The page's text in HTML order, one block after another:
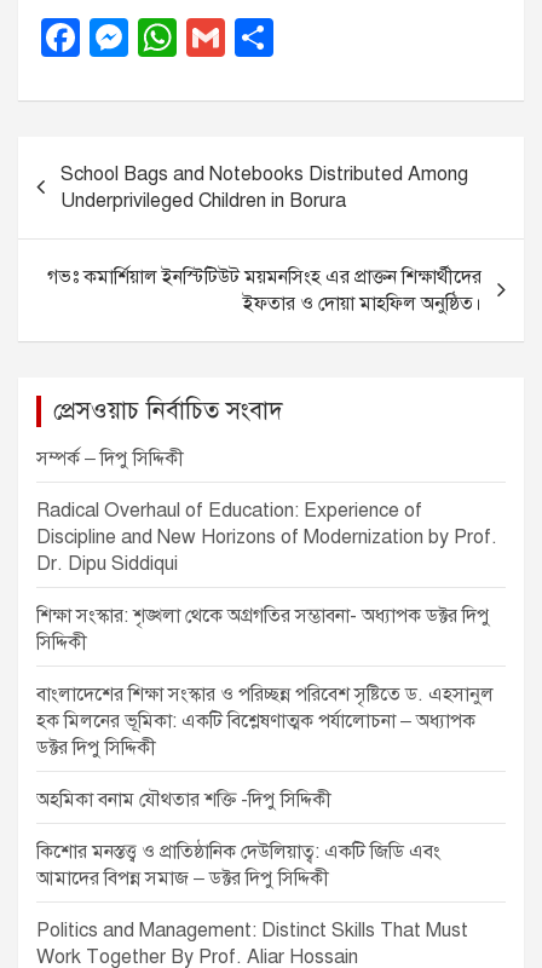
F
c
e
b
o
o
M
ss
e
n
g
er
W
at
A
p
p
G
ail ar
e
s
a
School Bags and Notebooks Distributed Among
Underprivileged Children in Borura
গভঃ কমার্শিয়াল ইনস্টিটিউট ময়মনসিংহ এর প্রাক্তন শিক্ষার্থীদের
ইফতার ও দোয়া মাহফিল অনুষ্ঠিত।
প্রেসওয়াচ নির্বাচিত সংবাদ
সম্পর্ক – দিপু সিদ্দিকী
Radical Overhaul of Education: Experience of
Discipline and New Horizons of Modernization by Prof.
Dr. Dipu Siddiqui
শিক্ষা সংস্কার: শৃঙ্খলা থেকে অগ্রগতির সম্ভাবনা- অধ্যাপক ডক্টর দিপু
সিদ্দিকী
বাংলাদেশের শিক্ষা সংস্কার ও পরিচ্ছন্ন পরিবেশ সৃষ্টিতে ড. এহসানুল
হক মিলনের ভূমিকা: একটি বিশ্লেষণাত্মক পর্যালোচনা – অধ্যাপক
ডক্টর দিপু সিদ্দিকী
অহমিকা বনাম যৌথতার শক্তি -দিপু সিদ্দিকী
কিশোর মনস্তত্ত্ব ও প্রাতিষ্ঠানিক দেউলিয়াত্ব: একটি জিডি এবং
আমাদের বিপন্ন সমাজ – ডক্টর দিপু সিদ্দিকী
Politics and Management: Distinct Skills That Must
Work Together By Prof. Aliar Hossain